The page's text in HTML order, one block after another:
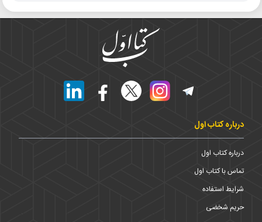
درباره کتاب اول
درباره کتاب اول
تماس با کتاب اول
شرایط استفاده
حریم شخضی